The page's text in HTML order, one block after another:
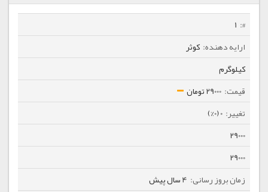
1
کوثر
کیلوگرم
29000 تومان
0 (0%)
29000
29000
4 سال پیش